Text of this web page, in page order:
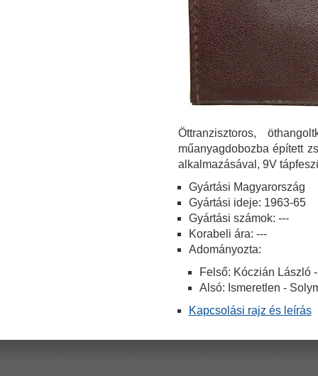
Öttranzisztoros,
műanyagdobozba épített
alkalmazásával, 9V
Gyártási Magyarország
Gyártási ideje: 1963-65
Gyártási számok: ---
Korabeli ára: ---
Adományozta:
Felső: Kóczián László
Alsó: Ismeretlen -
Kapcsolási rajz és leírás